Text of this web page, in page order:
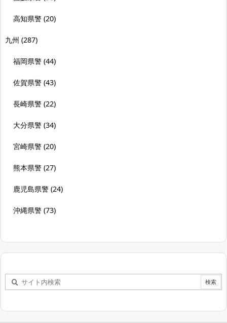
高知県警 (20)
九州 (287)
福岡県警 (44)
佐賀県警 (43)
長崎県警 (22)
大分県警 (34)
宮崎県警 (20)
熊本県警 (27)
鹿児島県警 (24)
沖縄県警 (73)